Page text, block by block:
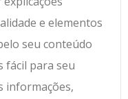
e elementos
seu conteúdo
fácil para seu
informações,